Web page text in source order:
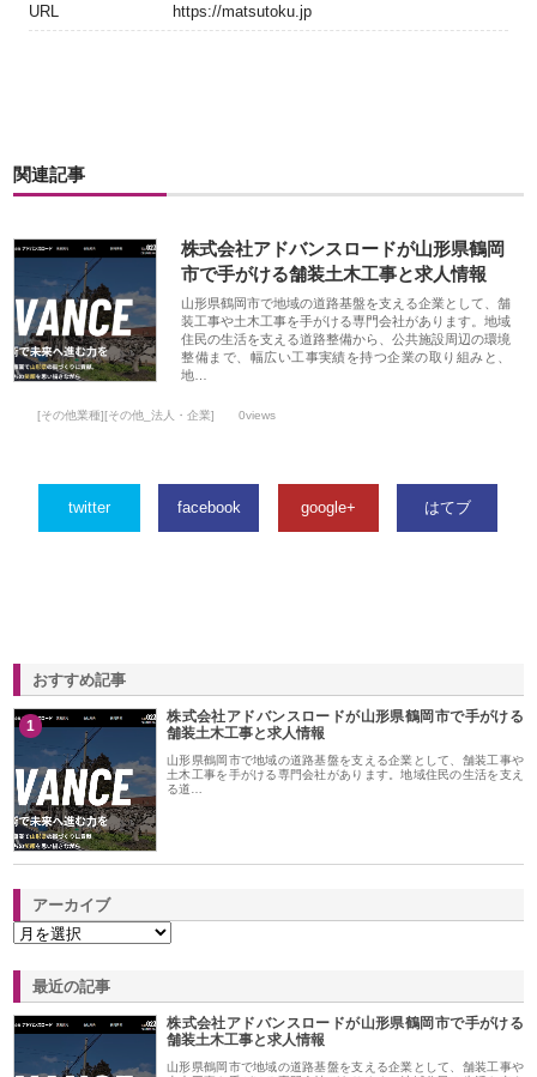
URL https://matsutoku.jp
関連記事
株式会社アドバンスロードが山形県鶴岡
市で手がける舗装土木工事と求人情報
山形県鶴岡市で地域の道路基盤を支える企業として、舗
装工事や土木工事を手がける専門会社があります。地域
住民の生活を支える道路整備から、公共施設周辺の環境
整備まで、幅広い工事実績を持つ企業の取り組みと、
地…
[その他業種][その他_法人・企業] 0views
twitter facebook google+ はてブ
おすすめ記事
1
株式会社アドバンスロードが山形県鶴岡市で手がける
舗装土木工事と求人情報
山形県鶴岡市で地域の道路基盤を支える企業として、舗装工事や
土木工事を手がける専門会社があります。地域住民の生活を支え
る道…
アーカイブ
最近の記事
株式会社アドバンスロードが山形県鶴岡市で手がける
舗装土木工事と求人情報
山形県鶴岡市で地域の道路基盤を支える企業として、舗装工事や